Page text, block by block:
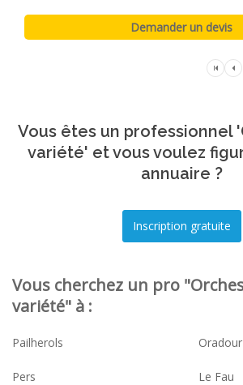
Vous êtes un professionnel
variété' et vous voulez
annuaire ?
Vous cherchez un pro
variété" à :
Pailherols Oradour
Pers Le Fau